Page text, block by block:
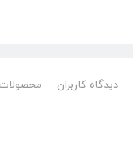
دیدگاه کاربران